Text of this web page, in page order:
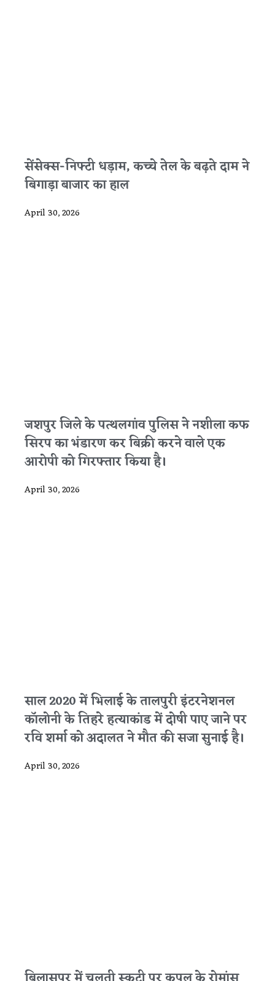
सेंसेक्स-निफ्टी धड़ाम, कच्चे तेल के बढ़ते दाम ने
बिगाड़ा बाजार का हाल
April 30, 2026
जशपुर जिले के पत्थलगांव पुलिस ने नशीला कफ
सिरप का भंडारण कर बिक्री करने वाले एक
आरोपी को गिरफ्तार किया है।
April 30, 2026
साल 2020 में भिलाई के तालपुरी इंटरनेशनल
कॉलोनी के तिहरे हत्याकांड में दोषी पाए जाने पर
रवि शर्मा को अदालत ने मौत की सजा सुनाई है।
April 30, 2026